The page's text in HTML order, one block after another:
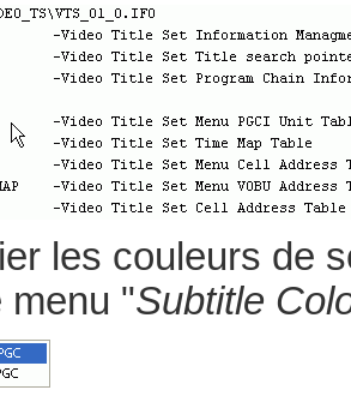
les couleurs de
menu "Subtitle